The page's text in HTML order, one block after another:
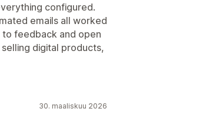
configured.
emails all worked
feedback and open
digital products,
30. maaliskuu 2026